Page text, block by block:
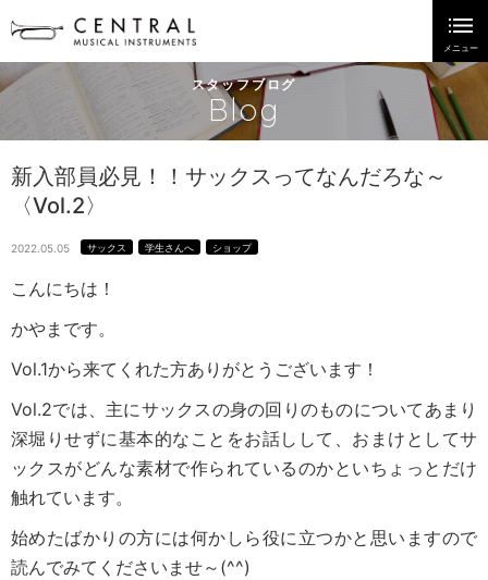
スタッフブログ
Blog
新入部員必見！！サックスってなんだろな～
〈Vol.2〉
2022.05.05 サックス 学生さんへ ショップ
こんにちは！
かやまです。
Vol.1から来てくれた方ありがとうございます！
Vol.2では、主にサックスの身の回りのものについてあまり
深堀りせずに基本的なことをお話しして、おまけとしてサ
ックスがどんな素材で作られているのかといちょっとだけ
触れています。
始めたばかりの方には何かしら役に立つかと思いますので
読んでみてくださいませ～(^^)